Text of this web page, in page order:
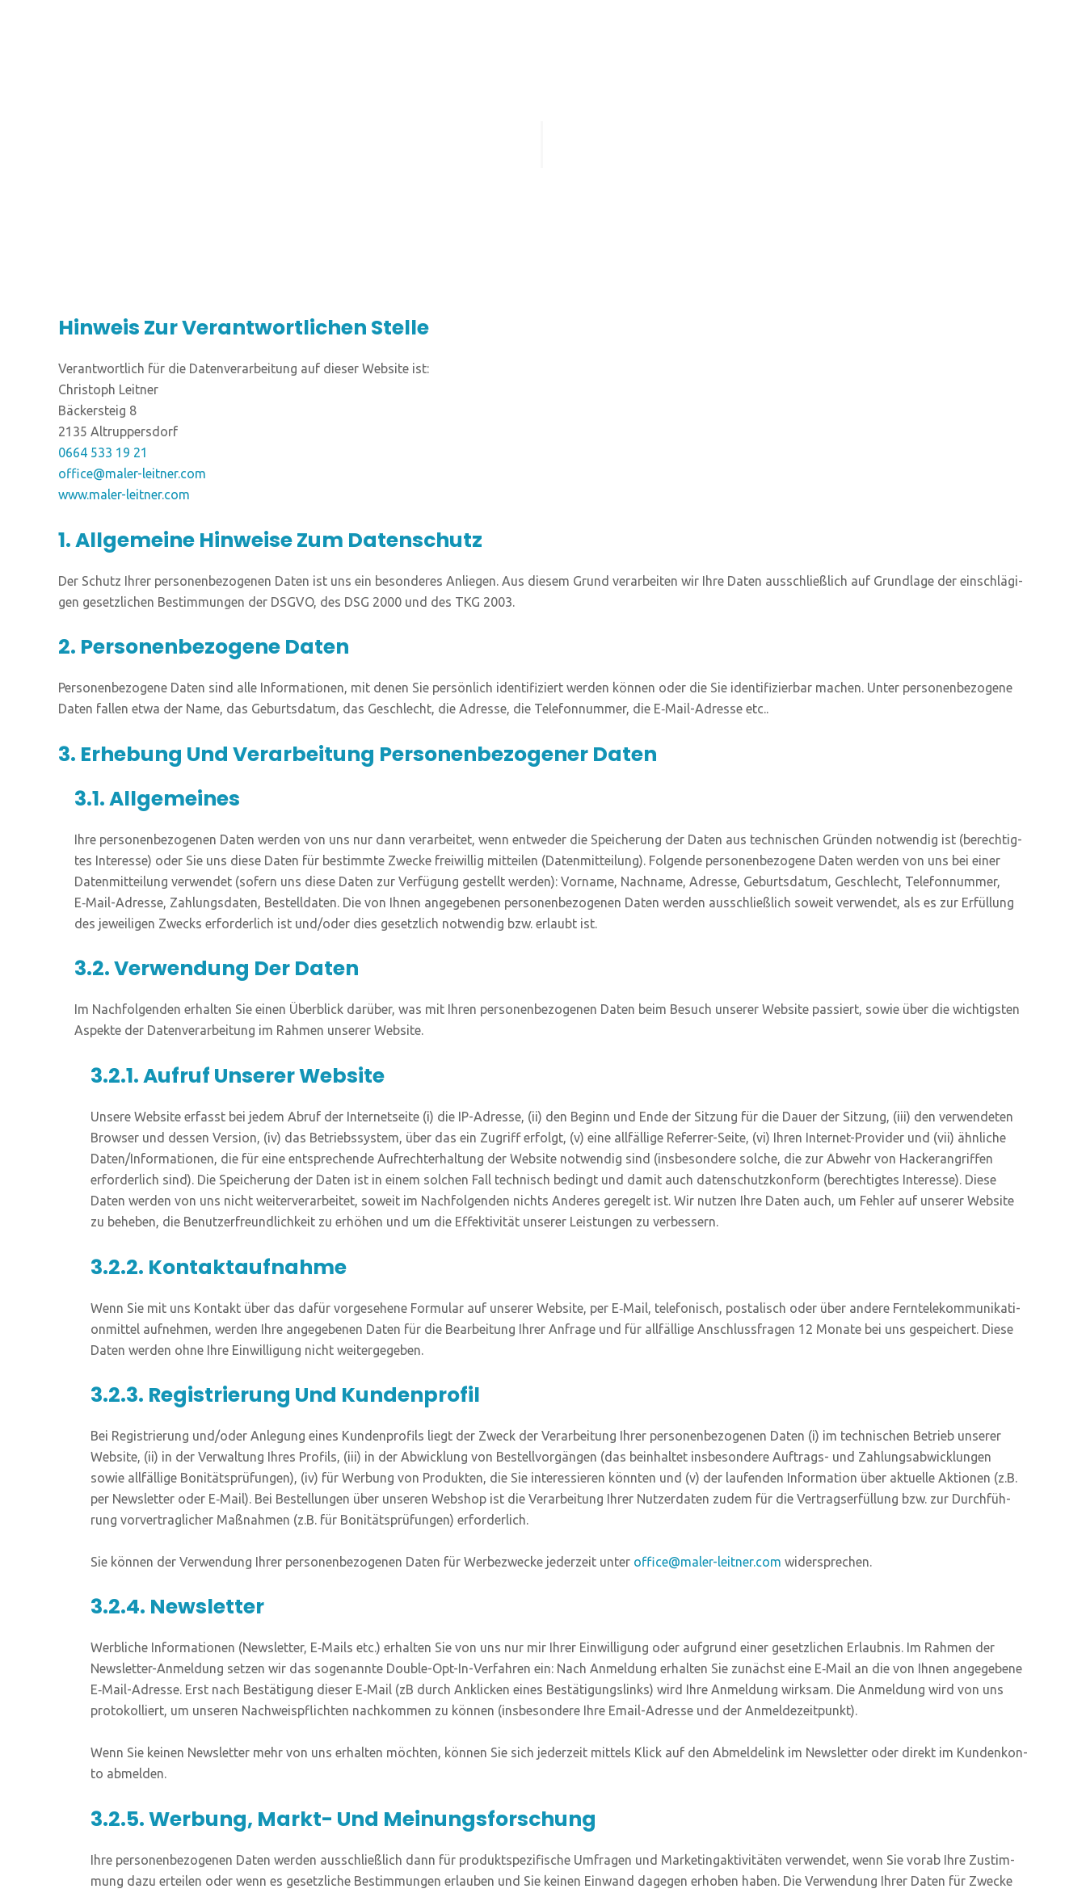
Hinweis Zur Verantwortlichen Stelle
Ver­ant­wort­lich für die Daten­ver­ar­bei­tung auf die­ser Web­site ist:
Chris­toph Leitner
Bäcker­steig 8
2135 Altruppersdorf
0664 533 19 21
office@maler-leitner.com
www.maler-leitner.com
1. Allgemeine Hinweise Zum Datenschutz
Der Schutz Ihrer per­so­nen­be­zo­ge­nen Daten ist uns ein beson­de­res Anlie­gen. Aus die­sem Grund ver­ar­bei­ten wir Ihre Daten aus­schließ­lich auf Grund­la­ge der ein­schlä­gi­
gen gesetz­li­chen Bestim­mun­gen der DSGVO, des DSG 2000 und des TKG 2003.
2. Personenbezogene Daten
Per­so­nen­be­zo­ge­ne Daten sind alle Infor­ma­tio­nen, mit denen Sie per­sön­lich iden­ti­fi­ziert wer­den kön­nen oder die Sie iden­ti­fi­zier­bar machen. Unter per­so­nen­be­zo­ge­ne
Daten fal­len etwa der Name, das Geburts­da­tum, das Geschlecht, die Adres­se, die Tele­fon­num­mer, die E‑Mail-Adres­se etc..
3. Erhebung Und Verarbeitung Personenbezogener Daten
3.1. Allgemeines
Ihre per­so­nen­be­zo­ge­nen Daten wer­den von uns nur dann ver­ar­bei­tet, wenn ent­we­der die Spei­che­rung der Daten aus tech­ni­schen Grün­den not­wen­dig ist (berech­tig­
tes Inter­es­se) oder Sie uns die­se Daten für bestimm­te Zwe­cke frei­wil­lig mit­tei­len (Daten­mit­tei­lung). Fol­gen­de per­so­nen­be­zo­ge­ne Daten wer­den von uns bei einer
Daten­mit­tei­lung ver­wen­det (sofern uns die­se Daten zur Ver­fü­gung gestellt wer­den): Vor­na­me, Nach­na­me, Adres­se, Geburts­da­tum, Geschlecht, Tele­fon­num­mer,
E‑Mail-Adres­se, Zah­lungs­da­ten, Bestell­da­ten. Die von Ihnen ange­ge­be­nen per­so­nen­be­zo­ge­nen Daten wer­den aus­schließ­lich soweit ver­wen­det, als es zur Erfül­lung
des jewei­li­gen Zwecks erfor­der­lich ist und/oder dies gesetz­lich not­wen­dig bzw. erlaubt ist.
3.2. Verwendung Der Daten
Im Nach­fol­gen­den erhal­ten Sie einen Über­blick dar­über, was mit Ihren per­so­nen­be­zo­ge­nen Daten beim Besuch unse­rer Web­site pas­siert, sowie über die wich­tigs­ten
Aspek­te der Daten­ver­ar­bei­tung im Rah­men unse­rer Website.
3.2.1. Aufruf Unserer Website
Unse­re Web­site erfasst bei jedem Abruf der Inter­net­sei­te (i) die IP-Adres­se, (ii) den Beginn und Ende der Sit­zung für die Dau­er der Sit­zung, (iii) den ver­wen­de­ten
Brow­ser und des­sen Ver­si­on, (iv) das Betriebs­sys­tem, über das ein Zugriff erfolgt, (v) eine all­fäl­li­ge Refer­rer-Sei­te, (vi) Ihren Inter­net-Pro­vi­der und (vii) ähn­li­che
Daten/Informationen, die für eine ent­spre­chen­de Auf­recht­erhal­tung der Web­site not­wen­dig sind (ins­be­son­de­re sol­che, die zur Abwehr von Hacker­an­grif­fen
erfor­der­lich sind). Die Spei­che­rung der Daten ist in einem sol­chen Fall tech­nisch bedingt und damit auch daten­schutz­kon­form (berech­tig­tes Inter­es­se). Die­se
Daten wer­den von uns nicht wei­ter­ver­ar­bei­tet, soweit im Nach­fol­gen­den nichts Ande­res gere­gelt ist. Wir nut­zen Ihre Daten auch, um Feh­ler auf unse­rer Web­site
zu behe­ben, die Benut­zer­freund­lich­keit zu erhö­hen und um die Effek­ti­vi­tät unse­rer Leis­tun­gen zu verbessern.
3.2.2. Kontaktaufnahme
Wenn Sie mit uns Kon­takt über das dafür vor­ge­se­he­ne For­mu­lar auf unse­rer Web­site, per E‑Mail, tele­fo­nisch, pos­ta­lisch oder über ande­re Fern­t­e­le­kom­mu­ni­ka­ti­
onmit­tel auf­neh­men, wer­den Ihre ange­ge­be­nen Daten für die Bear­bei­tung Ihrer Anfra­ge und für all­fäl­li­ge Anschluss­fra­gen 12 Mona­te bei uns gespei­chert. Die­se
Daten wer­den ohne Ihre Ein­wil­li­gung nicht weitergegeben.
3.2.3. Registrierung Und Kundenprofil
Bei Regis­trie­rung und/oder Anle­gung eines Kun­den­pro­fils liegt der Zweck der Ver­ar­bei­tung Ihrer per­so­nen­be­zo­ge­nen Daten (i) im tech­ni­schen Betrieb unse­rer
Web­site, (ii) in der Ver­wal­tung Ihres Pro­fils, (iii) in der Abwick­lung von Bestell­vor­gän­gen (das beinhal­tet ins­be­son­de­re Auf­trags- und Zah­lungs­ab­wick­lun­gen
sowie all­fäl­li­ge Boni­täts­prü­fun­gen), (iv) für Wer­bung von Pro­duk­ten, die Sie inter­es­sie­ren könn­ten und (v) der lau­fen­den Infor­ma­ti­on über aktu­el­le Aktio­nen (z.B.
per News­let­ter oder E‑Mail). Bei Bestel­lun­gen über unse­ren Web­shop ist die Ver­ar­bei­tung Ihrer Nut­zer­da­ten zudem für die Ver­trags­er­fül­lung bzw. zur Durch­füh­
rung vor­ver­trag­li­cher Maß­nah­men (z.B. für Boni­täts­prü­fun­gen) erforderlich.
Sie kön­nen der Ver­wen­dung Ihrer per­so­nen­be­zo­ge­nen Daten für Wer­be­zwe­cke jeder­zeit unter office@maler-leitner.com widersprechen.
3.2.4. Newsletter
Werb­li­che Infor­ma­tio­nen (News­let­ter, E‑Mails etc.) erhal­ten Sie von uns nur mir Ihrer Ein­wil­li­gung oder auf­grund einer gesetz­li­chen Erlaub­nis. Im Rah­men der
News­let­ter-Anmel­dung set­zen wir das soge­nann­te Dou­ble-Opt-In-Ver­fah­ren ein: Nach Anmel­dung erhal­ten Sie zunächst eine E‑Mail an die von Ihnen ange­ge­be­ne
E‑Mail-Adres­se. Erst nach Bestä­ti­gung die­ser E‑Mail (zB durch Ankli­cken eines Bestä­ti­gungs­links) wird Ihre Anmel­dung wirk­sam. Die Anmel­dung wird von uns
pro­to­kol­liert, um unse­ren Nach­weis­pflich­ten nach­kom­men zu kön­nen (ins­be­son­de­re Ihre Email-Adres­se und der Anmeldezeitpunkt).
Wenn Sie kei­nen News­let­ter mehr von uns erhal­ten möch­ten, kön­nen Sie sich jeder­zeit mit­tels Klick auf den Abmel­de­link im News­let­ter oder direkt im Kun­den­kon­
to abmelden.
3.2.5. Werbung, Markt- Und Meinungsforschung
Ihre per­so­nen­be­zo­ge­nen Daten wer­den aus­schließ­lich dann für pro­dukt­spe­zi­fi­sche Umfra­gen und Mar­ke­ting­ak­ti­vi­tä­ten ver­wen­det, wenn Sie vor­ab Ihre Zustim­
mung dazu ertei­len oder wenn es gesetz­li­che Bestim­mun­gen erlau­ben und Sie kei­nen Ein­wand dage­gen erho­ben haben. Die Ver­wen­dung Ihrer Daten für Zwe­cke